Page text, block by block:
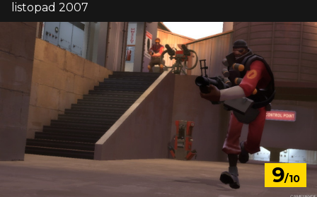
listopad 2007
9/10